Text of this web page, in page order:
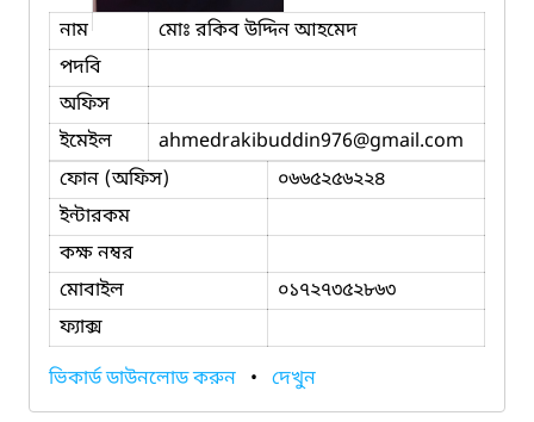
নাম
মোঃ রকিব উদ্দিন আহমেদ
পদবি
অফিস
ইমেইল
ahmedrakibuddin976@gmail.com
ফোন (অফিস)
০৬৬৫২৫৬২২৪
ইন্টারকম
কক্ষ নম্বর
মোবাইল
০১৭২৭৩৫২৮৬৩
ফ্যাক্স
ভিকার্ড ডাউনলোড করুন • দেখুন